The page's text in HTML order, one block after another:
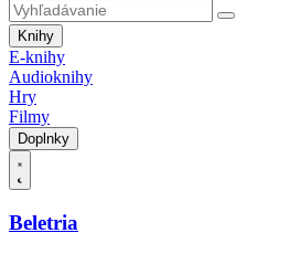
Knihy
E-knihy
Audioknihy
Hry
Filmy
Doplnky
Beletria